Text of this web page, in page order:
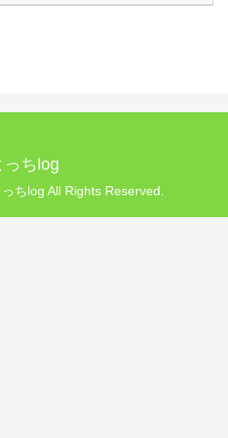
っちlog
ちlog All Rights Reserved.